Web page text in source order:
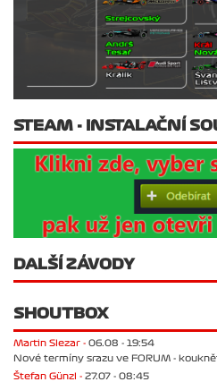
STEAM - INSTALAČNÍ
DALŠÍ ZÁVODY
SHOUTBOX
Martin Slezar - 06.08 - 19:54
Nové termíny srazu ve FORUM -
Štefan Günzl - 27.07 - 08:45